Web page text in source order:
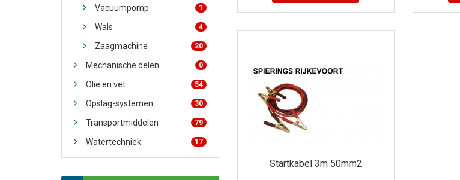
Vacuumpomp 1
Wals 4
Zaagmachine 20
Mechanische delen 0
Olie en vet 54
Opslag-systemen 30
Transportmiddelen 79
Watertechniek 17
Startkabel 3m 50mm2